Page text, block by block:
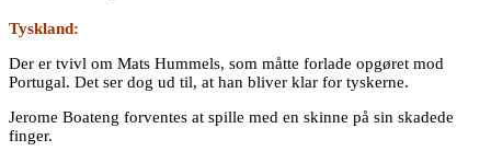
Tyskland:
Der er tvivl om Mats Hummels, som måtte forlade opgøret mod
Portugal. Det ser dog ud til, at han bliver klar for tyskerne.
Jerome Boateng forventes at spille med en skinne på sin skadede
finger.